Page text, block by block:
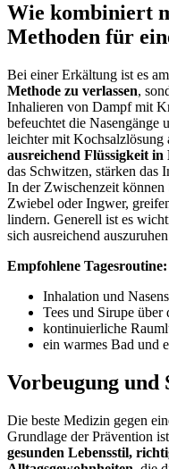
Wie kombiniert
Methoden für
Bei einer Erkältung ist es
Methode zu verlassen,
Inhalieren von Dampf mit
befeuchtet die Nasengänge
leichter mit Kochsalzlösung
ausreichend Flüssigkeit
das Schwitzen, stärken das
In der Zwischenzeit können
Zwiebel oder Ingwer,
lindern. Generell ist es
sich ausreichend
Empfohlene Tagesroutine:
Inhalation und
Tees und Sirupe über
kontinuierliche
ein warmes Bad und
Vorbeugung
Die beste Medizin gegen
Grundlage der Prävention
gesunden Lebensstil,